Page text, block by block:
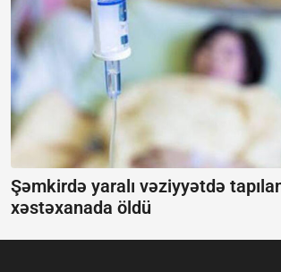
Şəmkirdə yaralı vəziyyətdə
xəstəxanada öldü